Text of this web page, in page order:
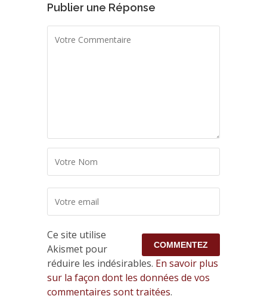
Publier une Réponse
Ce site utilise
Akismet pour
réduire les indésirables. En savoir plus
sur la façon dont les données de vos
commentaires sont traitées.